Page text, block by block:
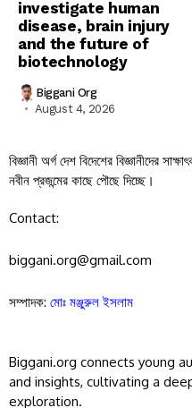
investigate human
disease, brain injury
and the future of
biotechnology
Biggani Org
August 4, 2026
বিজ্ঞানী অর্গ দেশ বিদেশের বিজ্ঞানীদের
নবীন প্রজন্মের কাছে পৌছে দিচ্ছে।
Contact:
biggani.org@gmail.com
সম্পাদক: মোঃ মঞ্জুরুল ইসলাম
Biggani.org connects young
and insights, cultivating a
exploration.